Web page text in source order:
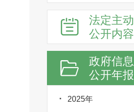
法定主动
公开内容
政府信息
公开年报
2025年